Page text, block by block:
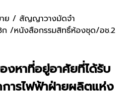
าย / สัญญาวางมัดจำ
ก /หนังสือกรรมสิทธิ์ห้องชุด/อช.2
หาที่อยู่อาศัยที่ได้รับ
ารไฟฟ้าฝ่ายผลิตแห่ง